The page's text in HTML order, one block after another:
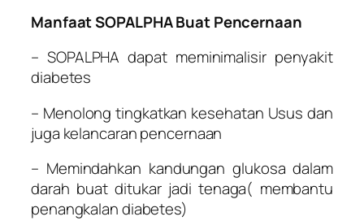
Manfaat SOPALPHA Buat Pencernaan
– SOPALPHA dapat meminimalisir penyakit
diabetes
– Menolong tingkatkan kesehatan Usus dan
juga kelancaran pencernaan
– Memindahkan kandungan glukosa dalam
darah buat ditukar jadi tenaga( membantu
penangkalan diabetes)